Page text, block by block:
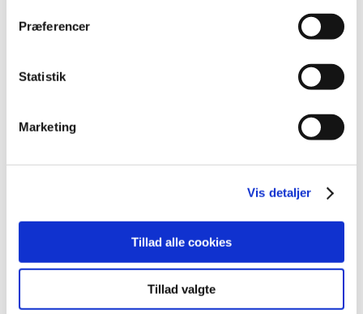
Præferencer
Statistik
Marketing
Vis detaljer
Tillad alle cookies
Tillad valgte
juli (6)
april (13)
februar (17)
2022 (197)
2018 (150)
2016 (167)